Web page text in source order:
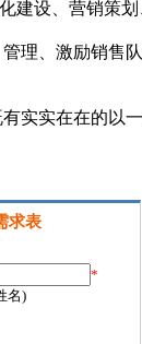
设、营销策划
理、激励销
实实在在的以
求表
*
名)